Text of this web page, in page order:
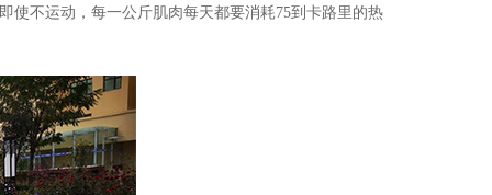
使不运动，每一公斤肌肉每天都要消耗75到卡路里的热